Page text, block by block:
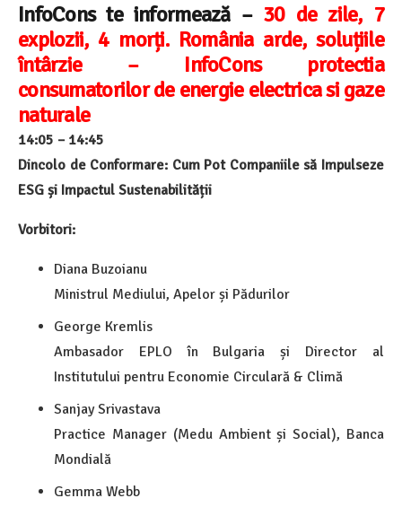
InfoCons te informează – 30 de zile, 7
explozii, 4 morți. România arde, soluțiile
întârzie – InfoCons protectia
consumatorilor de energie electrica si gaze
naturale
14:05 – 14:45
Dincolo de Conformare: Cum Pot Companiile să Impulseze
ESG și Impactul Sustenabilității
Vorbitori:
Diana Buzoianu
Ministrul Mediului, Apelor și Pădurilor
George Kremlis
Ambasador EPLO în Bulgaria și Director al
Institutului pentru Economie Circulară & Climă
Sanjay Srivastava
Practice Manager (Medu Ambient și Social), Banca
Mondială
Gemma Webb